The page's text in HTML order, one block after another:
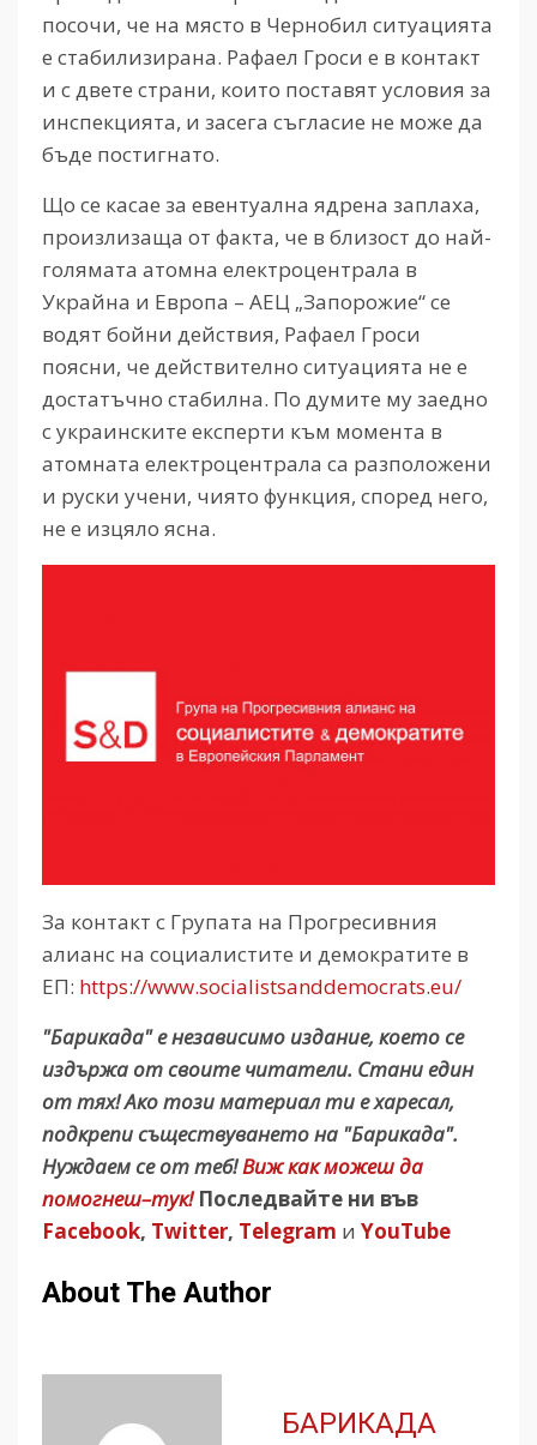
посочи, че на място в Чернобил ситуацията
е стабилизирана. Рафаел Гроси е в контакт
и с двете страни, които поставят условия за
инспекцията, и засега съгласие не може да
бъде постигнато.
Що се касае за евентуална ядрена заплаха,
произлизаща от факта, че в близост до най-
голямата атомна електроцентрала в
Украйна и Европа – АЕЦ „Запорожие“ се
водят бойни действия, Рафаел Гроси
поясни, че действително ситуацията не е
достатъчно стабилна. По думите му заедно
с украинските експерти към момента в
атомната електроцентрала са разположени
и руски учени, чиято функция, според него,
не е изцяло ясна.
За контакт с Групата на Прогресивния
алианс на социалистите и демократите в
ЕП: https://www.socialistsanddemocrats.eu/
"Барикада" е независимо издание, което се
издържа от своите читатели. Стани един
от тях! Ако този материал ти е харесал,
подкрепи съществуването на "Барикада".
Нуждаем се от теб!Виж как можеш да
помогнеш–тук! Последвайте ни във
Facebook, Twitter, Telegram и YouTube
About The Author
БАРИКАДА